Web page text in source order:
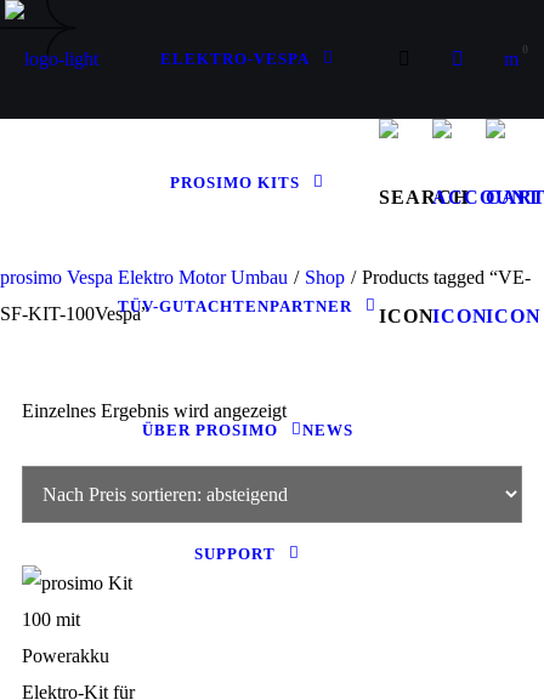
ELEKTRO-VESPA
PROSIMO KITS
TÜV-GUTACHTENPARTNER
ÜBER PROSIMO NEWS
SUPPORT
0
prosimo Vespa Elektro Motor Umbau / Shop / Products tagged “VE-
SF-KIT-100Vespa”
Einzelnes Ergebnis wird angezeigt